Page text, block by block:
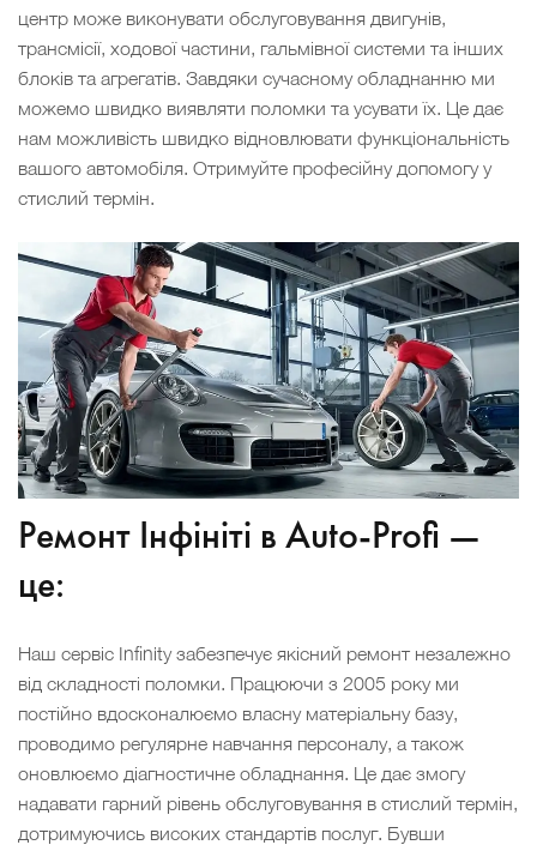
центр може виконувати обслуговування двигунів,
трансмісії, ходової частини, гальмівної системи та інших
блоків та агрегатів. Завдяки сучасному обладнанню ми
можемо швидко виявляти поломки та усувати їх. Це дає
нам можливість швидко відновлювати функціональність
вашого автомобіля. Отримуйте професійну допомогу у
стислий термін.
Ремонт Інфініті в Auto-Profi —
це:
Наш сервіс Infinity забезпечує якісний ремонт незалежно
від складності поломки. Працюючи з 2005 року ми
постійно вдосконалюємо власну матеріальну базу,
проводимо регулярне навчання персоналу, а також
оновлюємо діагностичне обладнання. Це дає змогу
надавати гарний рівень обслуговування в стислий термін,
дотримуючись високих стандартів послуг. Бувши